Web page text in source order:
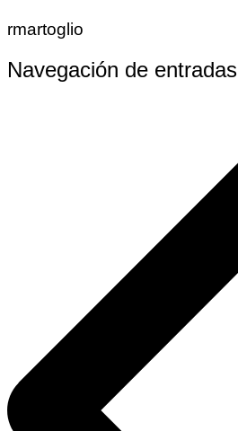
rmartoglio
Navegación de entradas